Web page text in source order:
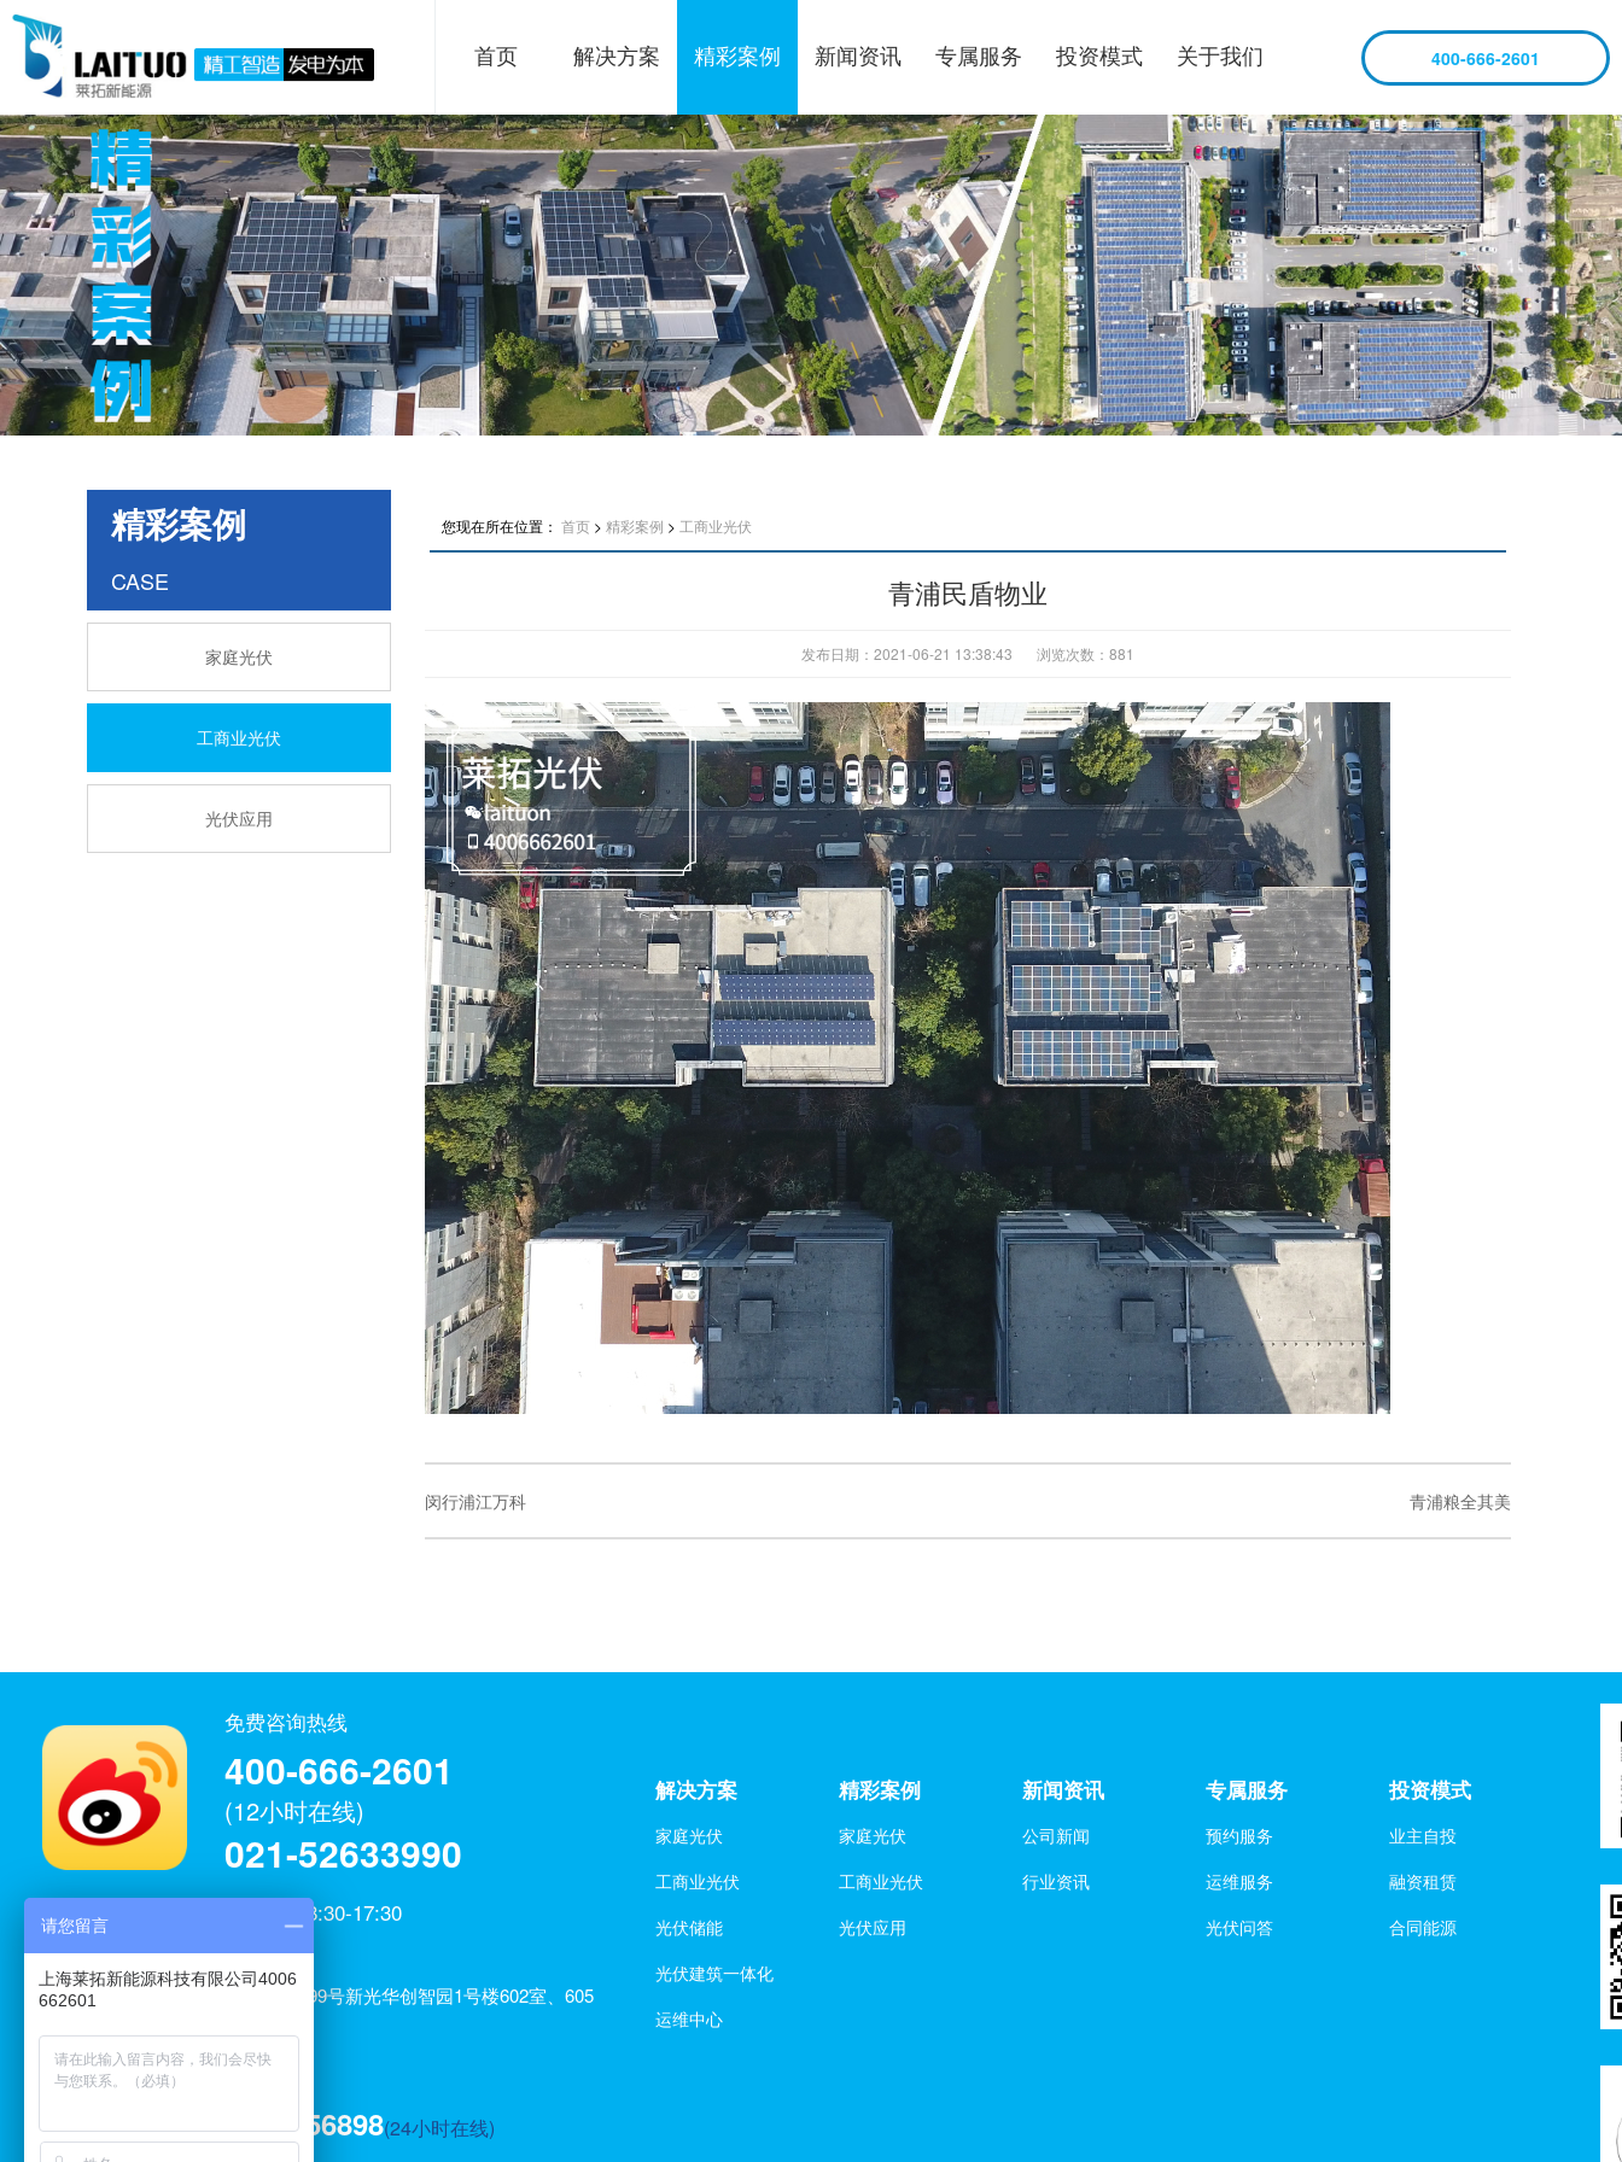
首页 解决方案 精彩案例 新闻资讯 专属服务 投资模式 关于我们 400-666-2601
精彩案例
CASE
家庭光伏
工商业光伏
光伏应用
您现在所在位置： 首页 > 精彩案例 > 工商业光伏
青浦民盾物业
发布日期：2021-06-21 13:38:43 浏览次数： 881
闵行浦江万科 青浦粮全其美
微博官方
免费咨询热线
400-666-2601
(12小时在线)
021-52633990
工作日：8:30-17:30
上海莱拓新能源科技有限公司
公司地址：上海市闵行区元江路3699号新光华创智园1号楼602室、605
电子邮箱：service@laituon.com
技术服务：13122756898(24小时在线)
解决方案
家庭光伏
工商业光伏
光伏储能
光伏建筑一体化
运维中心
精彩案例
家庭光伏
工商业光伏
光伏应用
新闻资讯
公司新闻
行业资讯
专属服务
预约服务
运维服务
光伏问答
投资模式
业主自投
融资租赁
合同能源
请您留言
上海莱拓新能源科技有限公司4006
662601